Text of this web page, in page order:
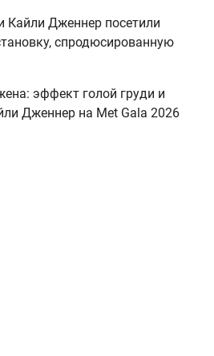
Дженнер посетили
спродюсированную
эффект голой груди и
Дженнер на Met Gala 2026